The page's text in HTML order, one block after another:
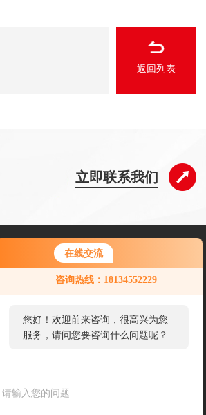
在线交流
咨询热线：18134552229
您好！欢迎前来咨询，很高兴为您
服务，请问您要咨询什么问题呢？
返回列表
立即联系我们